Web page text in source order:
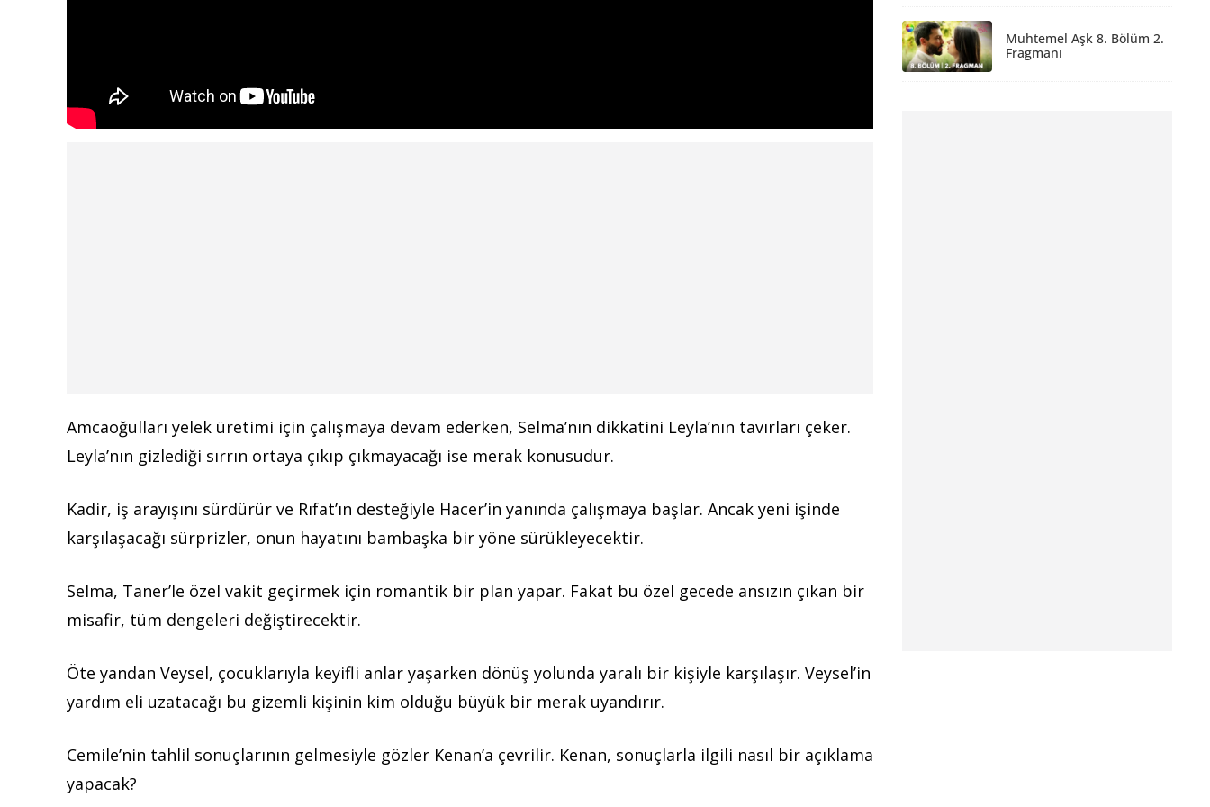
Amcaoğulları yelek üretimi için çalışmaya devam ederken, Selma’nın dikkatini Leyla’nın tavırları çeker.
Leyla’nın gizlediği sırrın ortaya çıkıp çıkmayacağı ise merak konusudur.
Kadir, iş arayışını sürdürür ve Rıfat’ın desteğiyle Hacer’in yanında çalışmaya başlar. Ancak yeni işinde
karşılaşacağı sürprizler, onun hayatını bambaşka bir yöne sürükleyecektir.
Selma, Taner’le özel vakit geçirmek için romantik bir plan yapar. Fakat bu özel gecede ansızın çıkan bir
misafir, tüm dengeleri değiştirecektir.
Öte yandan Veysel, çocuklarıyla keyifli anlar yaşarken dönüş yolunda yaralı bir kişiyle karşılaşır. Veysel’in
yardım eli uzatacağı bu gizemli kişinin kim olduğu büyük bir merak uyandırır.
Cemile’nin tahlil sonuçlarının gelmesiyle gözler Kenan’a çevrilir. Kenan, sonuçlarla ilgili nasıl bir açıklama
yapacak?
Muhtemel Aşk 8. Bölüm 2.
Fragmanı